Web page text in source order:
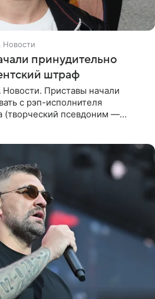
принудительно
штраф
Приставы начали
с рэп-исполнителя
(творческий псевдоним —